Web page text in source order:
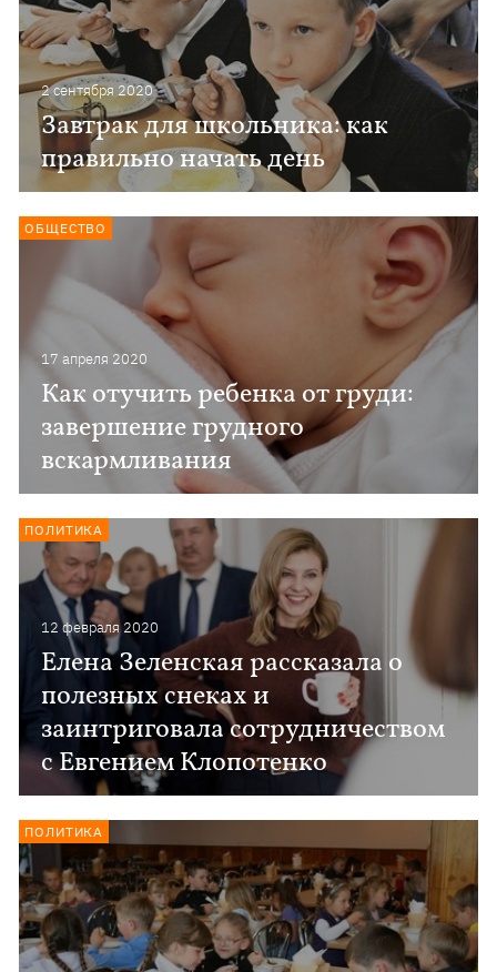
2 сентября 2020
Завтрак для школьника: как
правильно начать день
17 апреля 2020
Как отучить ребенка от груди:
завершение грудного
вскармливания
ОБЩЕСТВО
12 февраля 2020
Елена Зеленская рассказала о
полезных снеках и
заинтриговала сотрудничеством
с Евгением Клопотенко
ПОЛИТИКА
ПОЛИТИКА